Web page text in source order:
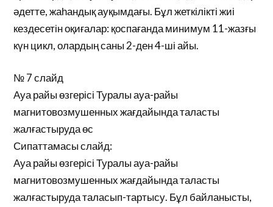
әдетте, жаһандық ауқымдағы. Бұл жеткілікті жиі
кездесетін оқиғалар: қоспағанда минимум 11-жазғы
күн цикл, олардың саны 2-ден 4-ші айы.
№ 7 слайд
Ауа райы өзгерісі Туралы ауа-райы
магнитовозмушенных жағдайында таласты
жалғастыруда өс
Сипаттамасы слайд:
Ауа райы өзгерісі Туралы ауа-райы
магнитовозмушенных жағдайында таласты
жалғастыруда таласып-тартысу. Бұл байланысты,